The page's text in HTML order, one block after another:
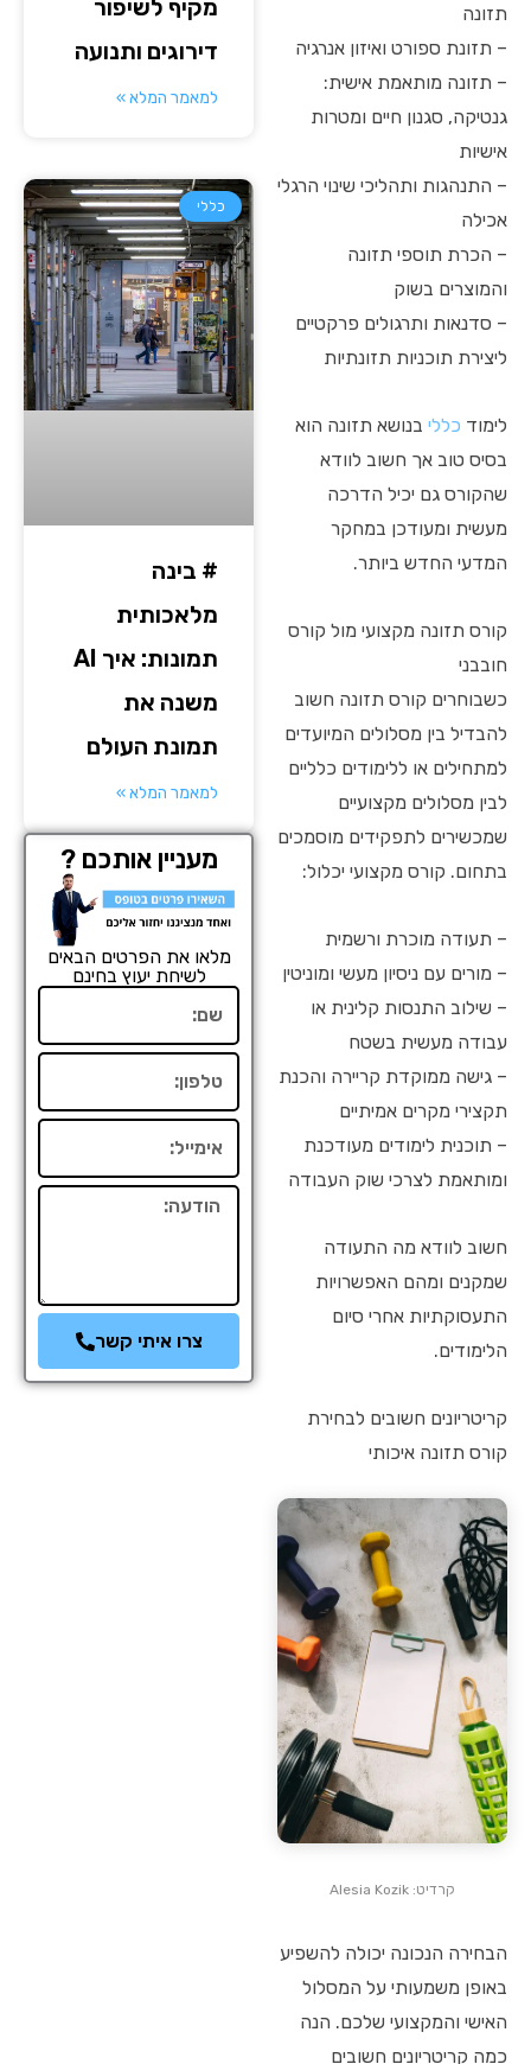
תזונה
– תזונת ספורט ואיזון אנרגיה
– תזונה מותאמת אישית:
גנטיקה, סגנון חיים ומטרות
אישיות
– התנהגות ותהליכי שינוי הרגלי
אכילה
– הכרת תוספי תזונה
והמוצרים בשוק
– סדנאות ותרגולים פרקטיים
ליצירת תוכניות תזונתיות
לימוד כללי בנושא תזונה הוא
בסיס טוב אך חשוב לוודא
שהקורס גם יכיל הדרכה
מעשית ומעודכן במחקר
המדעי החדש ביותר.
קורס תזונה מקצועי מול קורס
חובבני
כשבוחרים קורס תזונה חשוב
להבדיל בין מסלולים המיועדים
למתחילים או ללימודים כלליים
לבין מסלולים מקצועיים
שמכשירים לתפקידים מוסמכים
בתחום. קורס מקצועי יכלול:
– תעודה מוכרת ורשמית
– מורים עם ניסיון מעשי ומוניטין
– שילוב התנסות קלינית או
עבודה מעשית בשטח
– גישה ממוקדת קריירה והכנת
תקצירי מקרים אמיתיים
– תוכנית לימודים מעודכנת
ומותאמת לצרכי שוק העבודה
חשוב לוודא מה התעודה
שמקנים ומהם האפשרויות
התעסוקתיות אחרי סיום
הלימודים.
קריטריונים חשובים לבחירת
קורס תזונה איכותי
קרדיט: Alesia Kozik
הבחירה הנכונה יכולה להשפיע
באופן משמעותי על המסלול
האישי והמקצועי שלכם. הנה
כמה קריטריונים חשובים
מקיף לשיפור
דירוגים ותנועה
למאמר המלא »
כללי
# בינה
מלאכותית
תמונות: איך AI
משנה את
תמונת העולם
למאמר המלא »
מעניין אותכם ?
מלאו את הפרטים הבאים
לשיחת יעוץ בחינם
הודעה
צרו איתי קשר